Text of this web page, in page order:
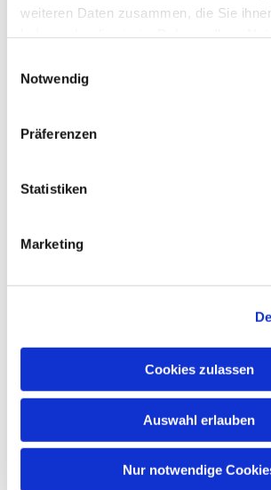
weiteren Daten zusammen, die Sie
Notwendig
Präferenzen
Statistiken
Marketing
Cookies zulassen
Auswahl erlauben
Nur notwendige